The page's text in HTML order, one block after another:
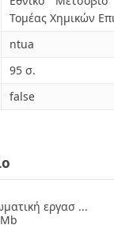
Τομέας Χημικών
ntua
95 σ.
false
εργασ ...